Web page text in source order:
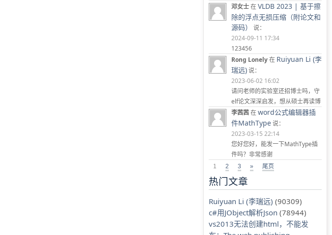
邓女士在VLDB 2023 | 基于擦
除的浮点无损压缩（附论文和
源码）
说：
2024-09-11 17:34
123456
Rong Lonely在 Ruiyuan Li (李
瑞远)说：
2023-06-02 16:02
请问老师的实验室还招博士吗，守
elf论文深深启发，想从硕士再读博
李茜茜在word公式编辑器插
件MathType说：
2023-03-15 22:14
您好您好，能发一下MathType插
件吗？非常感谢
1 2 3 » 尾页
热门文章
Ruiyuan Li (李瑞远) (90309)
c#用JObject解析Json (78944)
vs2013无法创建html，不能发